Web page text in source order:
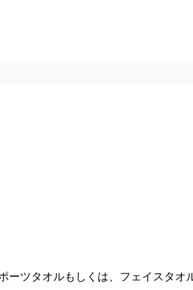
ーツタオルもしくは、フェイスタ